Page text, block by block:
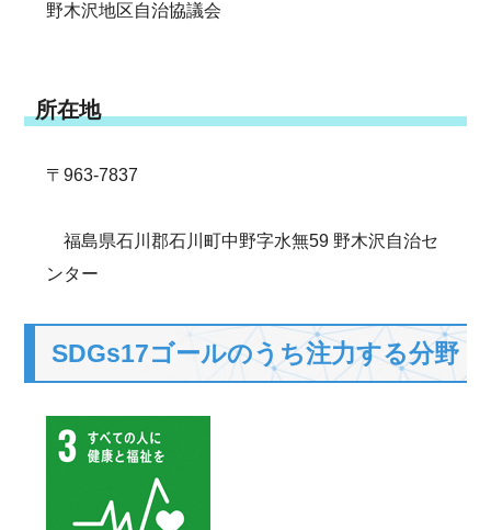
野木沢地区自治協議会
所在地
〒963-7837
福島県石川郡石川町中野字水無59 野木沢自治セ
ンター
SDGs17ゴールのうち注力する分野